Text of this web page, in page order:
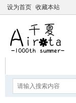
设为首页 收藏本站